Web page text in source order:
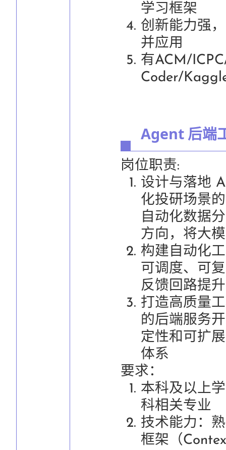
学习框架
创新能力强
并应用
有ACM/
Coder/
Agent 后端
岗位职责:
设计与落地
化投研场景
自动化数据
方向，将大
构建自动化
可调度、可
反馈回路提
打造高质量
的后端服务
定性和可扩
体系
要求：
本科及以上
科相关专业
技术能力：
框架（